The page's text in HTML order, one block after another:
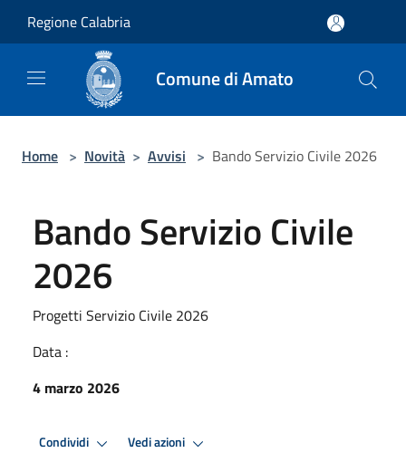
Regione Calabria
Comune di Amato
Home > Novità > Avvisi > Bando Servizio Civile 2026
Bando Servizio Civile
2026
Progetti Servizio Civile 2026
Data :
4 marzo 2026
Condividi Vedi azioni